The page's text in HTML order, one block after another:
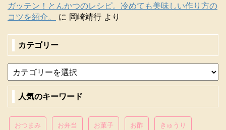
ガッテン！とんかつのレシピ。冷めても美味しい作り方の
コツを紹介。
に 岡崎靖行 より
カテゴリー
人気のキーワード
おつまみ お弁当 お菓子 お酢 きゅうり